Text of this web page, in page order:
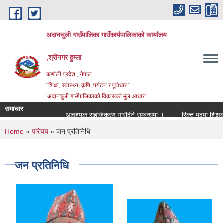
Skip to main content
अदानचुली गाउँपालिका गाउँकार्यपालिकाकाे कार्यालय
,श्रीनगर हुम्ला
कर्णाली प्रदेश , नेपाल
"शिक्षा, स्वास्थ्य, कृषि, पर्यटन र पूर्वाधार "
'अदानचुली गाउँपालिकाकाे विकासकाे मुल आधार '
समाचार
आवश्यक सहजिकरण गरिदिने सम्बन्धमा ।
You are here
Home » परिचय » जन प्रतिनिधि
जन प्रतिनिधि